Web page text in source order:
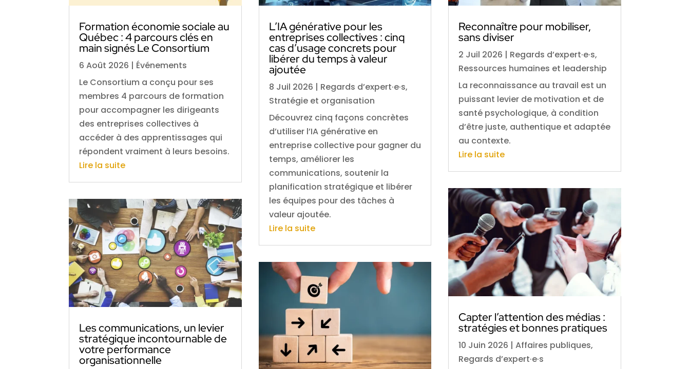
Formation économie sociale au
Québec : 4 parcours clés en
main signés Le Consortium
6 Août 2026 | Événements
Le Consortium a conçu pour ses
membres 4 parcours de formation
pour accompagner les dirigeants
des entreprises collectives à
accéder à des apprentissages qui
répondent vraiment à leurs besoins.
Lire la suite
Les communications, un levier
stratégique incontournable de
votre performance
organisationnelle
L’IA générative pour les
entreprises collectives : cinq
cas d’usage concrets pour
libérer du temps à valeur
ajoutée
8 Juil 2026 | Regards d’expert·e·s,
Stratégie et organisation
Découvrez cinq façons concrètes
d’utiliser l’IA générative en
entreprise collective pour gagner du
temps, améliorer les
communications, soutenir la
planification stratégique et libérer
les équipes pour des tâches à
valeur ajoutée.
Lire la suite
Reconnaître pour mobiliser,
sans diviser
2 Juil 2026 | Regards d’expert·e·s,
Ressources humaines et leadership
La reconnaissance au travail est un
puissant levier de motivation et de
santé psychologique, à condition
d’être juste, authentique et adaptée
au contexte.
Lire la suite
Capter l’attention des médias :
stratégies et bonnes pratiques
10 Juin 2026 | Affaires publiques,
Regards d’expert·e·s